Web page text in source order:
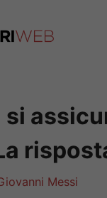
si
Messi